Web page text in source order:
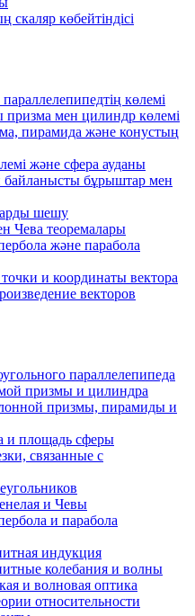
скаляр көбейтіндісі
көлемі
мен цилиндр көлемі
пирамида және конустың
және сфера ауданы
бұрыштар мен
шешу
Чева теоремалары
және парабола
и координаты вектора
векторов
параллелепипеда
призмы и цилиндра
призмы, пирамиды и
и площадь сферы
связанные с
и Чевы
и парабола
индукция
колебания и волны
и волновая оптика
относительности